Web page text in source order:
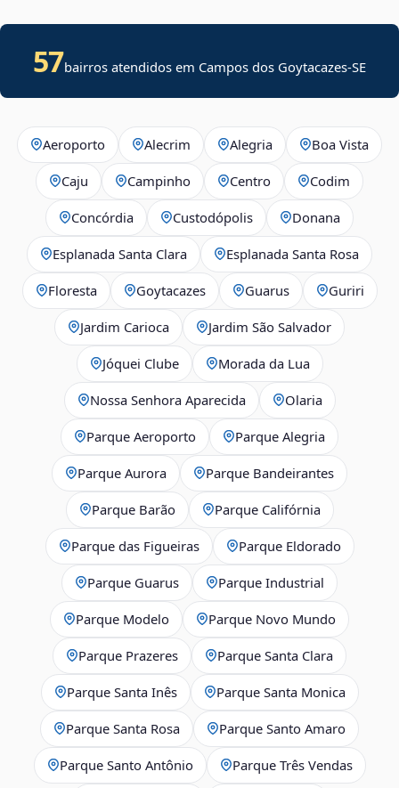
57bairros atendidos em Campos dos Goytacazes-SE
Aeroporto Alecrim Alegria Boa Vista
Caju Campinho Centro Codim
Concórdia Custodópolis Donana
Esplanada Santa Clara Esplanada Santa Rosa
Floresta Goytacazes Guarus Guriri
Jardim Carioca Jardim São Salvador
Jóquei Clube Morada da Lua
Nossa Senhora Aparecida Olaria
Parque Aeroporto Parque Alegria
Parque Aurora Parque Bandeirantes
Parque Barão Parque Califórnia
Parque das Figueiras Parque Eldorado
Parque Guarus Parque Industrial
Parque Modelo Parque Novo Mundo
Parque Prazeres Parque Santa Clara
Parque Santa Inês Parque Santa Monica
Parque Santa Rosa Parque Santo Amaro
Parque Santo Antônio Parque Três Vendas